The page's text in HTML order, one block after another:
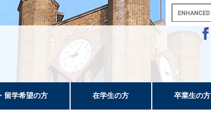
留学希望の方 在学生の方 卒業生の方